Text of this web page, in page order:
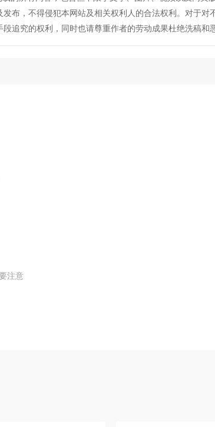
布，不得侵犯本网站及相关权利人的合法权利。对于对
追究的权利，同时也请尊重作者的劳动成果杜绝洗稿和
注意